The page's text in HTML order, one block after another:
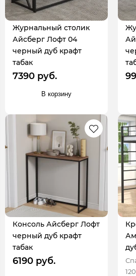
Журнальный столик
Айсберг Лофт 04
черный дуб крафт
табак
7390 руб.
В корзину
Консоль Айсберг Лофт
черный дуб крафт
табак
6190 руб.